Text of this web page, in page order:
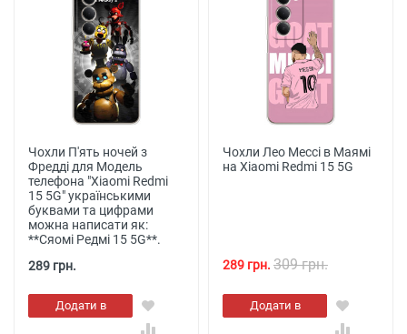
Чохли П'ять ночей з
Фредді для Модель
телефона "Xiaomi Redmi
15 5G" українськими
буквами та цифрами
можна написати як:
**Сяомі Редмі 15 5G**.
289 грн.
Додати в
кошик
Чохли Лео Мессі в Маямі
на Xiaomi Redmi 15 5G
289 грн. 309 грн.
Додати в
кошик